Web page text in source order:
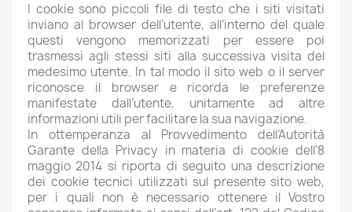
I cookie sono piccoli file di testo che i siti visitati
inviano al browser dell’utente, all’interno del quale
questi vengono memorizzati per essere poi
trasmessi agli stessi siti alla successiva visita del
medesimo utente. In tal modo il sito web o il server
riconosce il browser e ricorda le preferenze
manifestate dall’utente, unitamente ad altre
informazioni utili per facilitare la sua navigazione.
In ottemperanza al Provvedimento dell’Autorità
Garante della Privacy in materia di cookie dell’8
maggio 2014 si riporta di seguito una descrizione
dei cookie tecnici utilizzati sul presente sito web,
per i quali non è necessario ottenere il Vostro